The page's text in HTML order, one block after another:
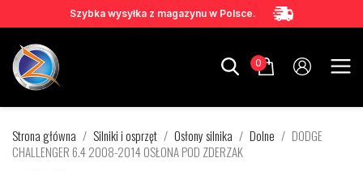
Szybka wysyłka z magazynu w Polsce.
0
Strona główna Silniki i osprzęt Osłony silnika Dolne
DODGE
CHALLENGER 6.4 2008-2014 OSŁONA POD ZDERZAK